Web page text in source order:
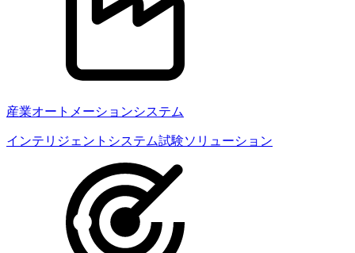
産業オートメーションシステム
インテリジェントシステム試験ソリューション